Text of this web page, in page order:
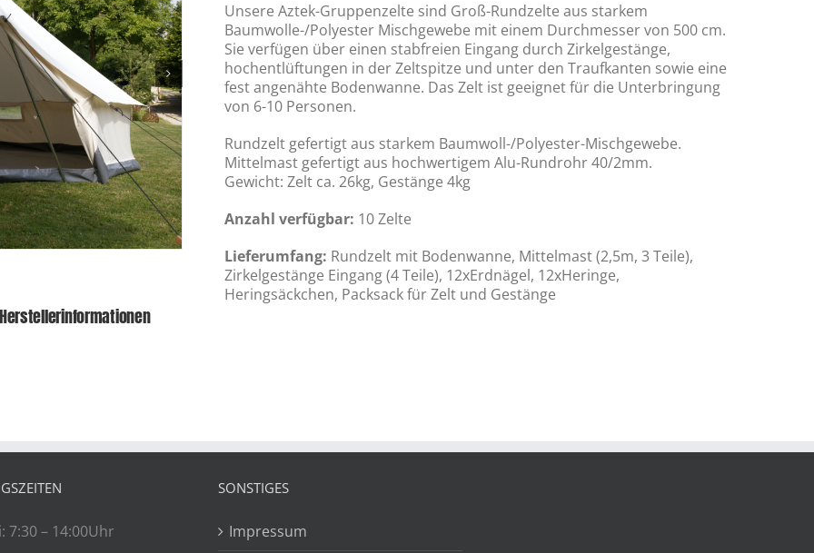
Herstellerinformationen
Unsere Aztek-Gruppenzelte sind Groß-Rundzelte aus starkem
Baumwolle-/Polyester Mischgewebe mit einem Durchmesser von 500 cm.
Sie verfügen über einen stabfreien Eingang durch Zirkelgestänge,
hochentlüftungen in der Zeltspitze und unter den Traufkanten sowie eine
fest angenähte Bodenwanne. Das Zelt ist geeignet für die Unterbringung
von 6-10 Personen.
Rundzelt gefertigt aus starkem Baumwoll-/Polyester-Mischgewebe.
Mittelmast gefertigt aus hochwertigem Alu-Rundrohr 40/2mm.
Gewicht: Zelt ca. 26kg, Gestänge 4kg
Anzahl verfügbar: 10 Zelte
Lieferumfang: Rundzelt mit Bodenwanne, Mittelmast (2,5m, 3 Teile),
Zirkelgestänge Eingang (4 Teile), 12xErdnägel, 12xHeringe,
Heringsäckchen, Packsack für Zelt und Gestänge
7:30 – 14:00Uhr
SONSTIGES
Impressum